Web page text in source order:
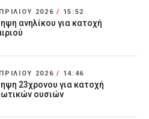
2026/ 15:52
ανηλίκου για κατοχή
2026/ 14:46
23χρονου για κατοχή
ουσιών